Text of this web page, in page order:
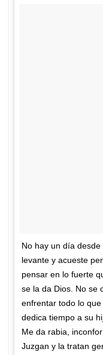
No hay un día
levante y acueste
pensar en lo fuerte
se la da Dios. No se
enfrentar todo lo
dedica tiempo a su
Me da rabia,
Juzgan y la tratan